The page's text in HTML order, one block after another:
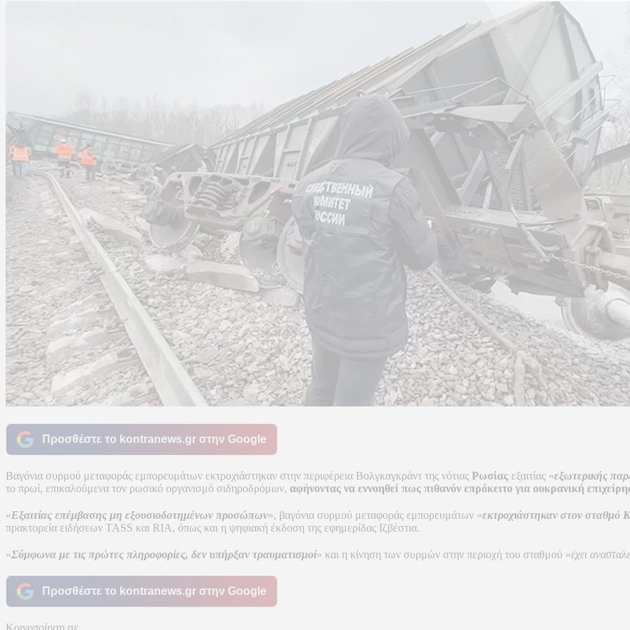
Προσθέστε το kontranews.gr στην Google
Βαγόνια συρμού μεταφοράς εμπορευμάτων εκτροχιάστηκαν στην περιφέρεια Βολγκαγκράντ της νότιας Ρωσίας εξαιτίας «εξωτερικής
το πρωί, επικαλούμενα τον ρωσικό οργανισμό σιδηροδρόμων, αφήνοντας να εννοηθεί πως πιθανόν επρόκειτο για ουκρανική
«Εξαιτίας επέμβασης μη εξουσιοδοτημένων προσώπων», βαγόνια συρμού μεταφοράς εμπορευμάτων «εκτροχιάστηκαν στον σταθμό
πρακτορεία ειδήσεων TASS και RIA, όπως και η ψηφιακή έκδοση της εφημερίδας Ιζβέστια.
«Σύμφωνα με τις πρώτες πληροφορίες, δεν υπήρξαν τραυματισμοί» και η κίνηση των συρμών στην περιοχή του σταθμού «έχει
Προσθέστε το kontranews.gr στην Google
Κοινοποίηση σε